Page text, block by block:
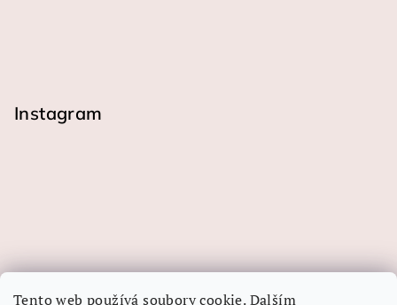
Tento web používá soubory cookie. Dalším
Instagram